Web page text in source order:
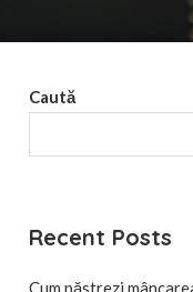
Caută
Recent Posts
Cum păstrezi